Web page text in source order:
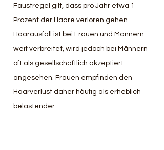
Faustregel gilt, dass pro Jahr etwa 1
Prozent der Haare verloren gehen.
Haarausfall ist bei Frauen und Männern
weit verbreitet, wird jedoch bei Männern
oft als gesellschaftlich akzeptiert
angesehen. Frauen empfinden den
Haarverlust daher häufig als erheblich
belastender.